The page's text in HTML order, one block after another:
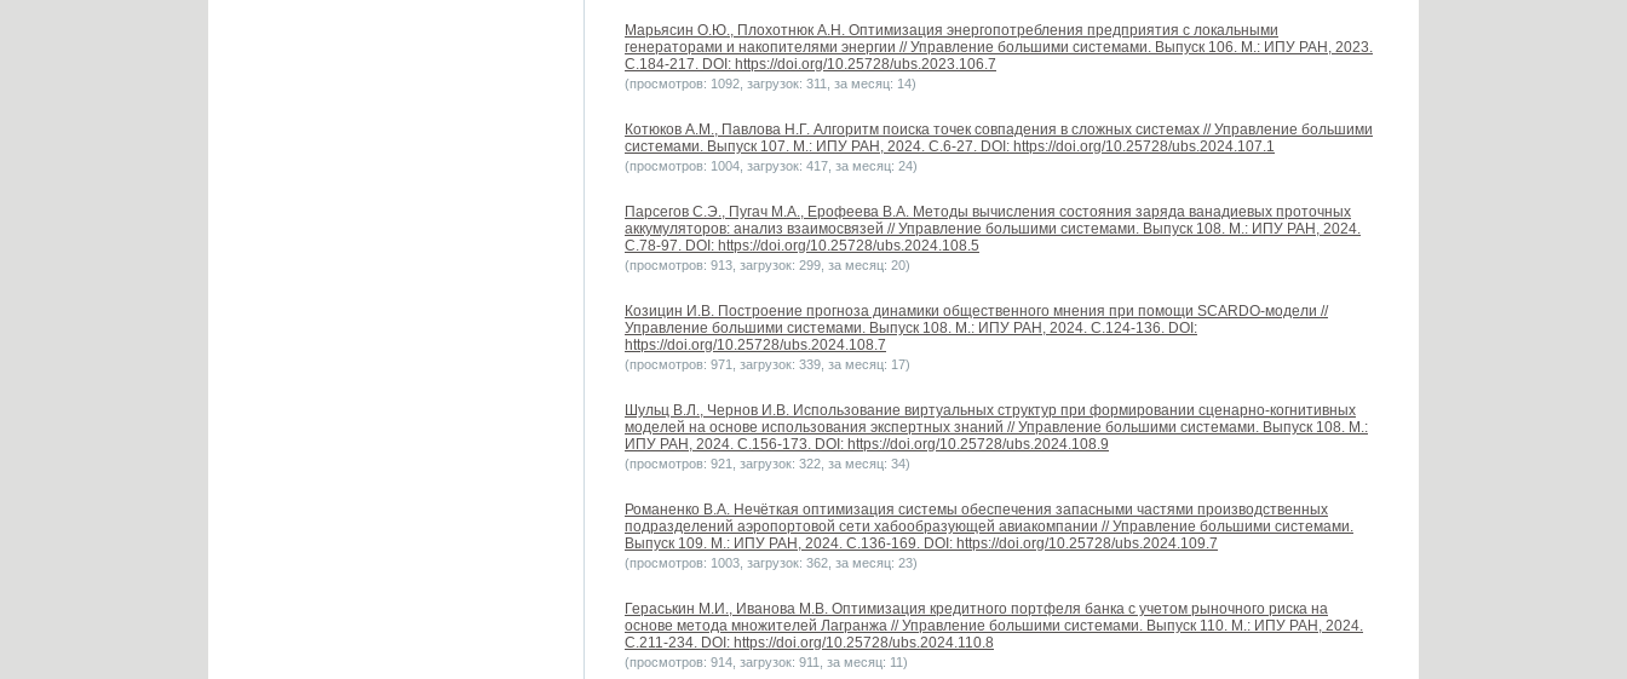
Марьясин О.Ю., Плохотнюк А.Н. Оптимизация энергопотребления предприятия с локальными
генераторами и накопителями энергии // Управление большими системами. Выпуск 106. М.: ИПУ РАН, 2023.
С.184-217. DOI: https://doi.org/10.25728/ubs.2023.106.7
(просмотров: 1092, загрузок: 311, за месяц: 14)
Котюков А.М., Павлова Н.Г. Алгоритм поиска точек совпадения в сложных системах // Управление большими
системами. Выпуск 107. М.: ИПУ РАН, 2024. С.6-27. DOI: https://doi.org/10.25728/ubs.2024.107.1
(просмотров: 1004, загрузок: 417, за месяц: 24)
Парсегов С.Э., Пугач М.А., Ерофеева В.А. Методы вычисления состояния заряда ванадиевых проточных
аккумуляторов: анализ взаимосвязей // Управление большими системами. Выпуск 108. М.: ИПУ РАН, 2024.
С.78-97. DOI: https://doi.org/10.25728/ubs.2024.108.5
(просмотров: 913, загрузок: 299, за месяц: 20)
Козицин И.В. Построение прогноза динамики общественного мнения при помощи SCARDO-модели //
Управление большими системами. Выпуск 108. М.: ИПУ РАН, 2024. С.124-136. DOI:
https://doi.org/10.25728/ubs.2024.108.7
(просмотров: 971, загрузок: 339, за месяц: 17)
Шульц В.Л., Чернов И.В. Использование виртуальных структур при формировании сценарно-когнитивных
моделей на основе использования экспертных знаний // Управление большими системами. Выпуск 108. М.:
ИПУ РАН, 2024. С.156-173. DOI: https://doi.org/10.25728/ubs.2024.108.9
(просмотров: 921, загрузок: 322, за месяц: 34)
Романенко В.А. Нечёткая оптимизация системы обеспечения запасными частями производственных
подразделений аэропортовой сети хабообразующей авиакомпании // Управление большими системами.
Выпуск 109. М.: ИПУ РАН, 2024. С.136-169. DOI: https://doi.org/10.25728/ubs.2024.109.7
(просмотров: 1003, загрузок: 362, за месяц: 23)
Гераськин М.И., Иванова М.В. Оптимизация кредитного портфеля банка с учетом рыночного риска на
основе метода множителей Лагранжа // Управление большими системами. Выпуск 110. М.: ИПУ РАН, 2024.
С.211-234. DOI: https://doi.org/10.25728/ubs.2024.110.8
(просмотров: 914, загрузок: 911, за месяц: 11)